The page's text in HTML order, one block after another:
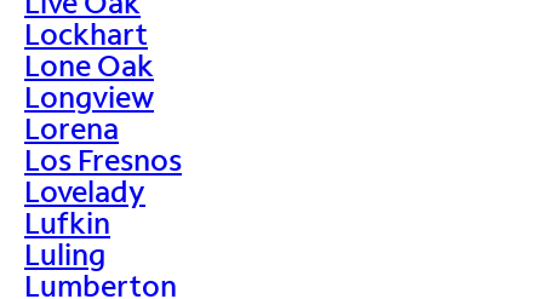
Lockhart
Lone Oak
Longview
Lorena
Los Fresnos
Lovelady
Lufkin
Luling
Lumberton